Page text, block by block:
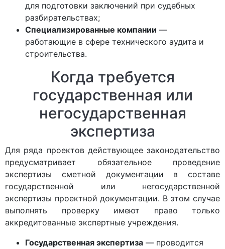
для подготовки заключений при судебных
разбирательствах;
Специализированные компании —
работающие в сфере технического аудита и
строительства.
Когда требуется
государственная или
негосударственная
экспертиза
Для ряда проектов действующее законодательство
предусматривает обязательное проведение
экспертизы сметной документации в составе
государственной или негосударственной
экспертизы проектной документации. В этом случае
выполнять проверку имеют право только
аккредитованные экспертные учреждения.
Государственная экспертиза — проводится